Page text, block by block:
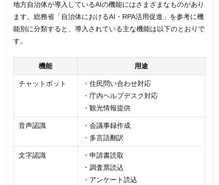
地方自治体が導入しているAIの機能にはさまざまなものがあり
ます。総務省「自治体におけるAI・RPA活用促進」を参考に機
能別に分類すると、導入されている主な機能は以下のとおりで
す。
機能 用途
チャットボット
・住⺠問い合わせ対応
・庁内ヘルプデスク対応
・観光情報提供
音声認識
・会議事録作成
・多言語翻訳
文字認識
・申請書読取
・調査票読込
・アンケート読込